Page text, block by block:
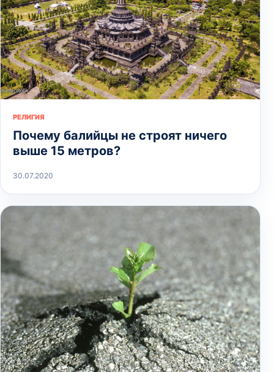
РЕЛИГИЯ
Почему балийцы не строят ничего
выше 15 метров?
30.07.2020